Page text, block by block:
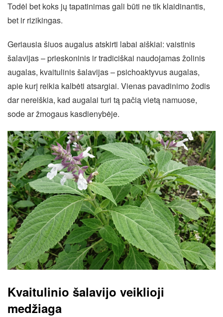
Todėl bet koks jų tapatinimas gali būti ne tik klaidinantis,
bet ir rizikingas.
Geriausia šiuos augalus atskirti labai aiškiai: vaistinis
šalavijas – prieskoninis ir tradiciškai naudojamas žolinis
augalas, kvaitulinis šalavijas – psichoaktyvus augalas,
apie kurį reikia kalbėti atsargiai. Vienas pavadinimo žodis
dar nereiškia, kad augalai turi tą pačią vietą namuose,
sode ar žmogaus kasdienybėje.
Kvaitulinio šalavijo veiklioji
medžiaga